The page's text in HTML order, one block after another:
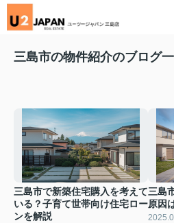
三島市の物件紹介のブログ
三島市で新築住宅購入を考えて
いる？子育て世帯向け住宅ロー
ンを解説
三島
原因